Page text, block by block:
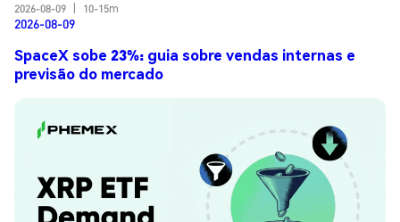
2026-08-09
10-15m
2026-08-09
SpaceX sobe 23%: guia sobre vendas internas e
previsão do mercado